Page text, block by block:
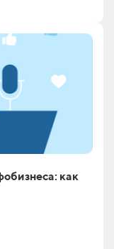
как